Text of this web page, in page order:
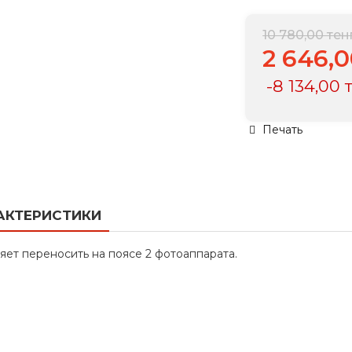
10 780,00
2
-8 134,00
Печать
переносить на поясе 2 фотоаппарата.